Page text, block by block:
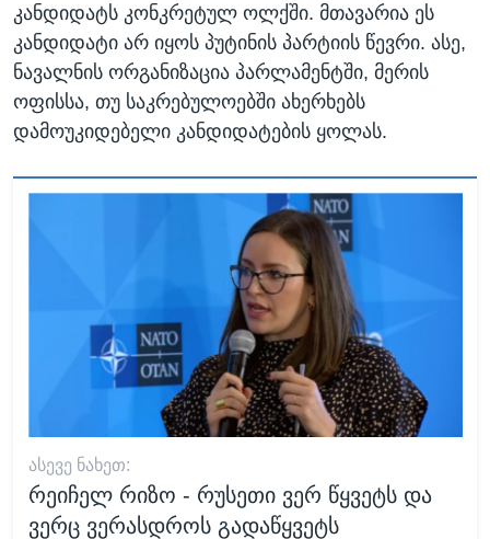
კანდიდატს კონკრეტულ ოლქში. მთავარია ეს
კანდიდატი არ იყოს პუტინის პარტიის წევრი. ასე,
ნავალნის ორგანიზაცია პარლამენტში, მერის
ოფისსა, თუ საკრებულოებში ახერხებს
დამოუკიდებელი კანდიდატების ყოლას.
ᲐᲡᲔᲕᲔ ᲜᲐᲮᲔᲗ:
რეიჩელ რიზო - რუსეთი ვერ წყვეტს და
ვერც ვერასდროს გადაწყვეტს